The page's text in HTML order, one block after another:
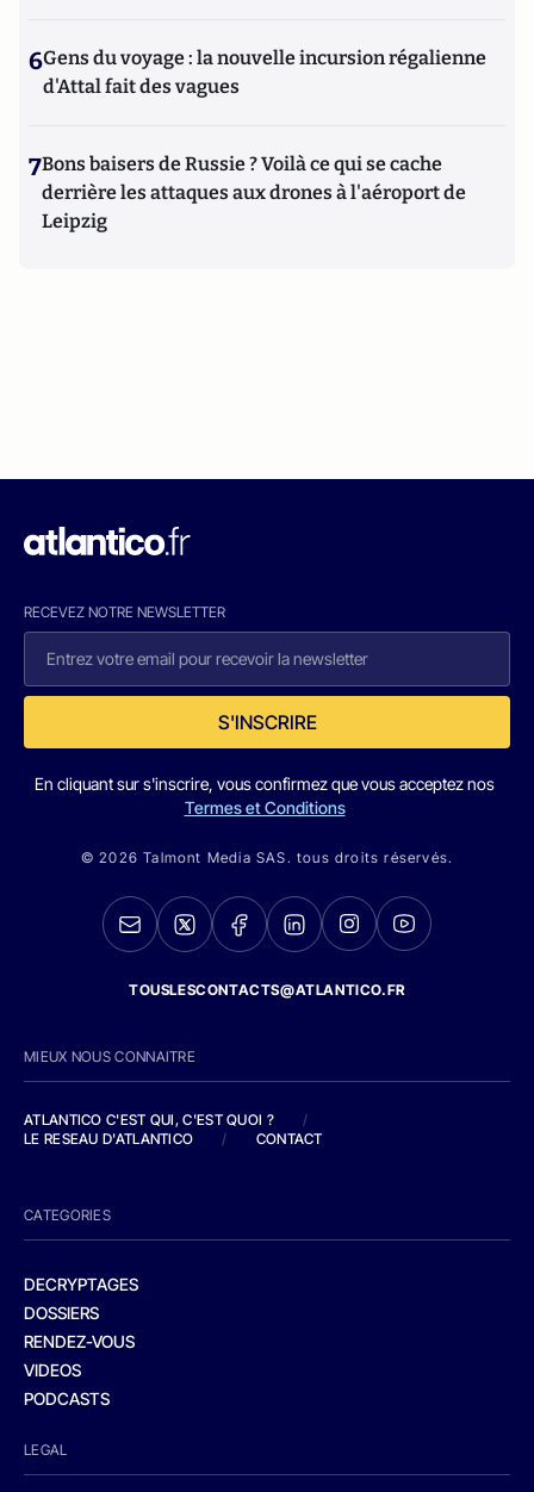
6Gens du voyage : la nouvelle incursion régalienne
d'Attal fait des vagues
7Bons baisers de Russie ? Voilà ce qui se cache
derrière les attaques aux drones à l'aéroport de
Leipzig
RECEVEZ NOTRE NEWSLETTER
S'INSCRIRE
En cliquant sur s'inscrire, vous confirmez que vous acceptez nos
Termes et Conditions
© 2026 Talmont Media SAS. tous droits réservés.
TOUSLESCONTACTS@ATLANTICO.FR
MIEUX NOUS CONNAITRE
ATLANTICO C'EST QUI, C'EST QUOI ?
/
LE RESEAU D'ATLANTICO
/ CONTACT
CATEGORIES
DECRYPTAGES
DOSSIERS
RENDEZ-VOUS
VIDEOS
PODCASTS
LEGAL